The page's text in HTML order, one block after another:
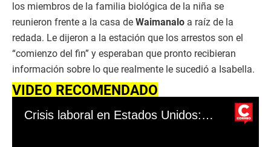
los miembros de la familia biológica de la niña se
reunieron frente a la casa de Waimanalo a raíz de la
redada. Le dijeron a la estación que los arrestos son el
“comienzo del fin” y esperaban que pronto recibieran
información sobre lo que realmente le sucedió a Isabella.
VIDEO RECOMENDADO
Crisis laboral en Estados Unidos: ¿Por qué las empresas buscan desesperados nuevos trabajadores?